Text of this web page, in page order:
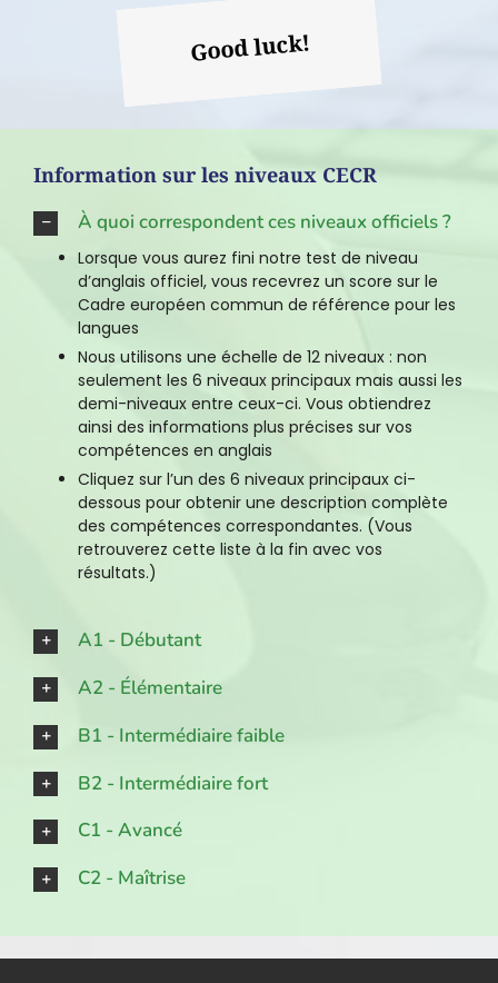
Good luck!
Information sur les niveaux CECR
À quoi correspondent ces niveaux officiels ?
Lorsque vous aurez fini notre test de niveau
d’anglais officiel, vous recevrez un score sur le
Cadre européen commun de référence pour les
langues
Nous utilisons une échelle de 12 niveaux : non
seulement les 6 niveaux principaux mais aussi les
demi-niveaux entre ceux-ci. Vous obtiendrez
ainsi des informations plus précises sur vos
compétences en anglais
Cliquez sur l’un des 6 niveaux principaux ci-
dessous pour obtenir une description complète
des compétences correspondantes. (Vous
retrouverez cette liste à la fin avec vos
résultats.)
A1 - Débutant
A2 - Élémentaire
B1 - Intermédiaire faible
B2 - Intermédiaire fort
C1 - Avancé
C2 - Maîtrise